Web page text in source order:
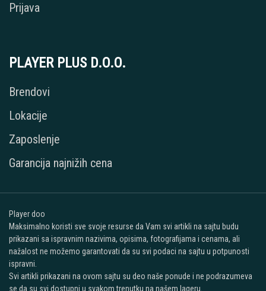
Prijava
PLAYER PLUS D.O.O.
Brendovi
Lokacije
Zaposlenje
Garancija najnižih cena
Player doo
Maksimalno koristi sve svoje resurse da Vam svi artikli na sajtu budu
prikazani sa ispravnim nazivima, opisima, fotografijama i cenama, ali
nažalost ne možemo garantovati da su svi podaci na sajtu u potpunosti
ispravni.
Svi artikli prikazani na ovom sajtu su deo naše ponude i ne podrazumeva
se da su svi dostupni u svakom trenutku na našem lageru.